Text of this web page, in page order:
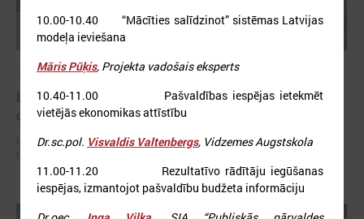
2026. gada 02. jūlijs
LPS iesaka likumā noteikt pašvaldības
organizētus sabiedriskā transporta pārvadājumus
LPS iesaka likumā noteikt pašvaldības organizētus sabiedriskā
10.00-10.40 “Mācīties salīdzinot” sistēmas Latvijas
modeļa ieviešana
Māris Pūķis, Projekta vadošais eksperts
10.40-11.00 Pašvaldības iespējas ietekmēt
vietējās ekonomikas attīstību
Dr.sc.pol. Visvaldis Valtenbergs, Vidzemes Augstskola
11.00-11.20 Rezultatīvo rādītāju iegūšanas
iespējas, izmantojot pašvaldību budžeta informāciju